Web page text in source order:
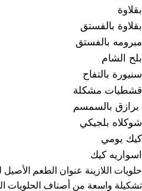
بقلاوة
بقلاوة بالفستق
مبرومه بالفستق
بلح الشام
سنيورة بالتفاح
قشطيات مشكلة
برازق بالسمسم
شوكلاه بلجيكي
كيك يومي
اسواريه كيك
حلويات اللازينة عنوان الطعم الأصيل
تشكيلة واسعة من أصناف الحلويات